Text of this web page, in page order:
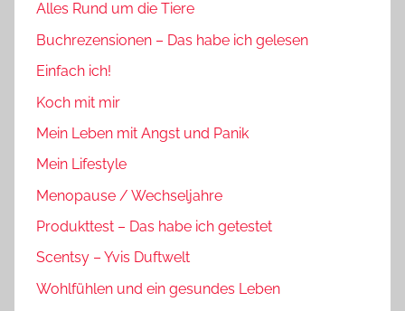
Alles Rund um die Tiere
Buchrezensionen – Das habe ich gelesen
Einfach ich!
Koch mit mir
Mein Leben mit Angst und Panik
Mein Lifestyle
Menopause / Wechseljahre
Produkttest – Das habe ich getestet
Scentsy – Yvis Duftwelt
Wohlfühlen und ein gesundes Leben